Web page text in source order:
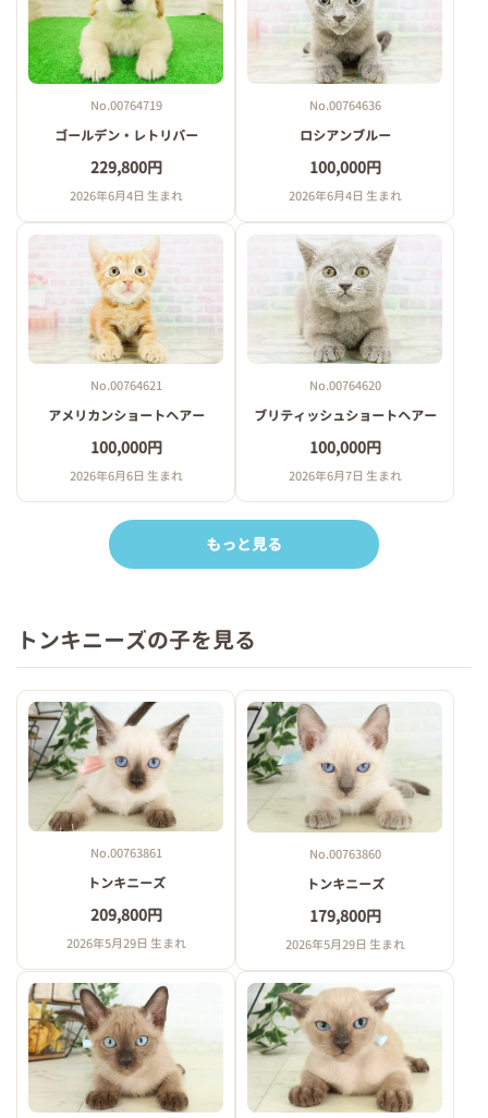
No.00764719
ゴールデン・レトリバー
229,800円
2026年6月4日 生まれ
No.00764636
ロシアンブルー
100,000円
2026年6月4日 生まれ
No.00764621
アメリカンショートヘアー
100,000円
2026年6月6日 生まれ
No.00764620
ブリティッシュショートヘアー
100,000円
2026年6月7日 生まれ
もっと見る
トンキニーズの子を見る
No.00763861
トンキニーズ
209,800円
2026年5月29日 生まれ
No.00763860
トンキニーズ
179,800円
2026年5月29日 生まれ